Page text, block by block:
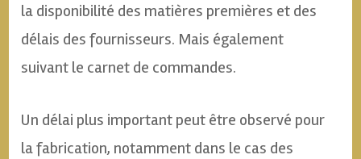
la disponibilité des matières premières et des
délais des fournisseurs. Mais également
suivant le carnet de commandes.
Un délai plus important peut être observé pour
la fabrication, notamment dans le cas des